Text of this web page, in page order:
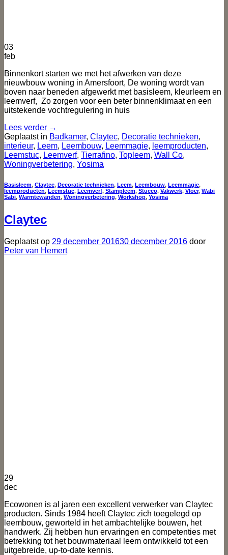
03
feb
Binnenkort starten we met het afwerken van deze
nieuwbouw woning in Amersfoort, De woning wordt van
boven naar beneden afgewerkt met basisleem, kleurleem en
leemverf, Zo zorgen voor een beter binnenklimaat en een
uitstekende vochtregulering in huis
Lees verder →
Geplaatst in Badkamer, Claytec, Decoratie technieken,
interieur, Leem, Leembouw, Leemmagie, leemproducten,
Leemstuc, Leemverf, Tierrafino, Topleem, Wall Co,
Woningverbetering, Yosima
Basisleem, Claytec, Decoratie technieken, Leem, Leembouw, Leemmagie,
leemproducten, Leemstuc, Leemverf, Stampleem, Stucco, Vakwerk, Vloer, Wabi
Sabi, Warmtewanden, Woningverbetering, Workshop, Yosima
Claytec
Geplaatst op 29 december 201630 december 2016 door
Peter van Hemert
29
dec
Ecowonen is al jaren een excellent verwerker van Claytec
producten. Sinds 1984 heeft Claytec zich toegelegd op
leembouw, geworteld in het ambachtelijke bouwen, het
handwerk. Zij hebben hun ervaringen en competenties met
betrekking tot het bouwmateriaal leem ontwikkeld tot een
uitgebreide, up-to-date kennis.